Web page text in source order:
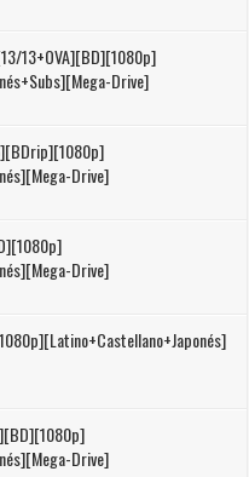
13+OVA][BD][1080p]
Drive]
Drive]
Drive]
Drive]